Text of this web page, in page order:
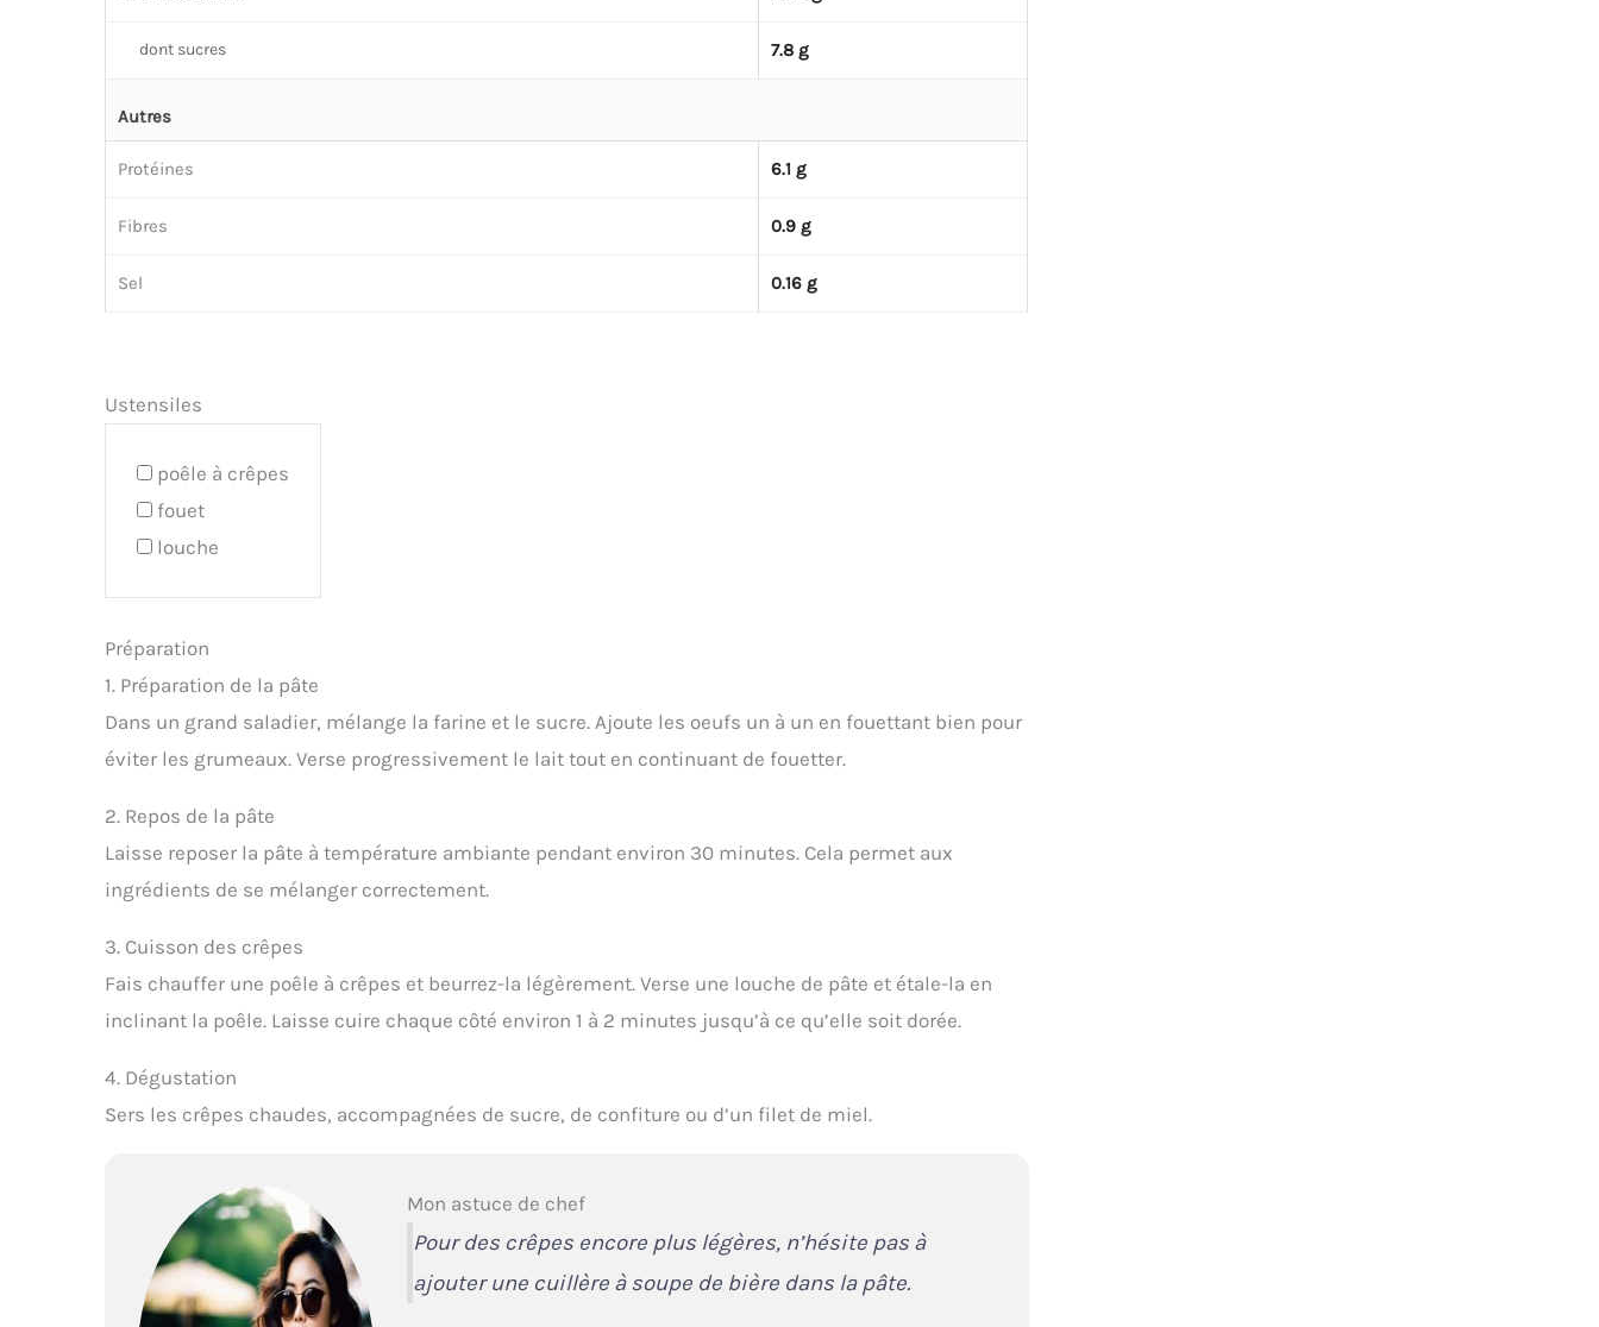
dont sucres 7.8 g
Autres
Protéines 6.1 g
Fibres 0.9 g
Sel 0.16 g
Ustensiles
poêle à crêpes
fouet
louche
Préparation
1. Préparation de la pâte
Dans un grand saladier, mélange la farine et le sucre. Ajoute les oeufs un à un en fouettant bien pour
éviter les grumeaux. Verse progressivement le lait tout en continuant de fouetter.
2. Repos de la pâte
Laisse reposer la pâte à température ambiante pendant environ 30 minutes. Cela permet aux
ingrédients de se mélanger correctement.
3. Cuisson des crêpes
Fais chauffer une poêle à crêpes et beurrez-la légèrement. Verse une louche de pâte et étale-la en
inclinant la poêle. Laisse cuire chaque côté environ 1 à 2 minutes jusqu’à ce qu’elle soit dorée.
4. Dégustation
Sers les crêpes chaudes, accompagnées de sucre, de confiture ou d’un filet de miel.
Mon astuce de chef
Pour des crêpes encore plus légères, n’hésite pas à
ajouter une cuillère à soupe de bière dans la pâte.